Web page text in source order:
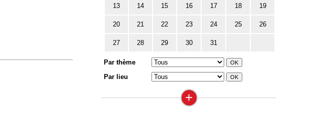
13 14 15 16 17 18 19
20 21 22 23 24 25 26
27 28 29 30 31
Par thème
Par lieu
+